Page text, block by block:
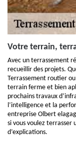
Votre terrain,
Avec un terrassement
recueillir des projets.
Terrassement routier
terrain ferme et bien
prochains travaux
l’intelligence et la
entreprise Olbert
si vous voulez terrasser
d’explications.